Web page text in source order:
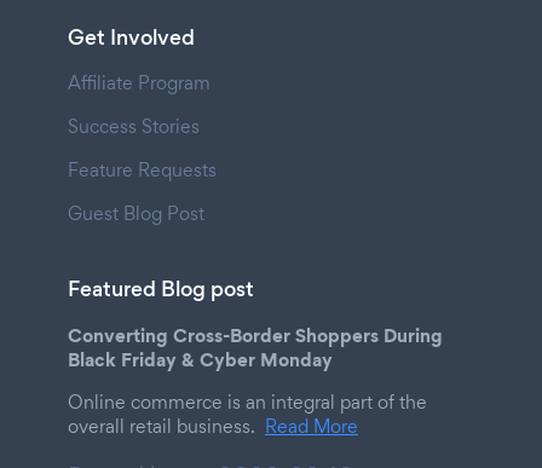
Get Involved
Affiliate Program
Success Stories
Feature Requests
Guest Blog Post
Featured Blog post
Converting Cross-Border Shoppers During
Black Friday & Cyber Monday
Online commerce is an integral part of the
overall retail business. Read More